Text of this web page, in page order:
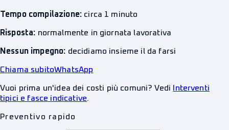
Tempo compilazione: circa 1 minuto
Risposta: normalmente in giornata lavorativa
Nessun impegno: decidiamo insieme il da farsi
Chiama subitoWhatsApp
Vuoi prima un'idea dei costi più comuni? Vedi
Interventi
tipici e fasce indicative.
Preventivo rapido